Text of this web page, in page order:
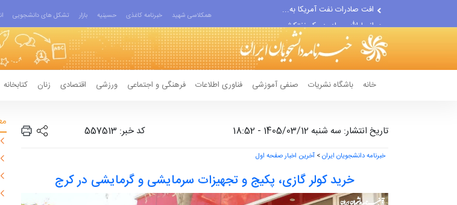
انصارالله حمله به یک نفتکش...
حادثه امنیتی دریایی در جنوب...
همکلاسی شهید خبرنامه کاغذی حسینیه بازار تشکل های دانشجویی
خانه باشگاه نشریات صنفی آموزشی فناوری اطلاعات فرهنگی و اجتماعی ورزشی اقتصادی زنان کتابخانه
تاریخ انتشار: سه شنبه 1405/03/12 - 18:52 کد خبر: 557513
خبرنامه دانشجویان ایران> آخرین اخبار صفحه اول
خرید کولر گازی، پکیج و تجهیزات سرمایشی و گرمایشی در کرج